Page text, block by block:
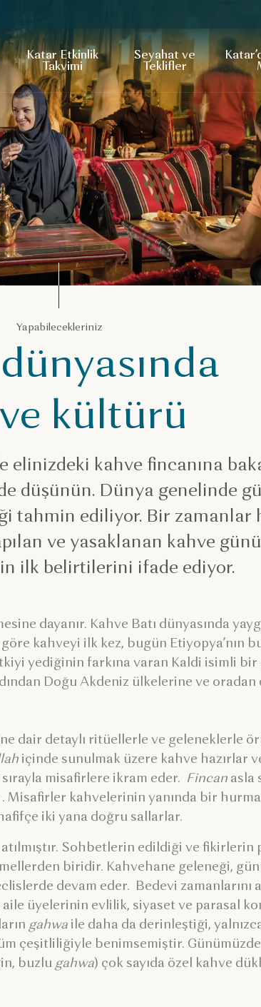
Katar Etkinlik
Takvimi
Seyahat ve
Teklifler
Yapabilecekleriniz
kültürü
elinizdeki kahve fincanına
düşünün. Dünya genelinde
tahmin ediliyor. Bir zamanlar
ve yasaklanan kahve
ilk belirtilerini ifade ediyor.
dayanır. Kahve Batı dünyasında
kahveyi ilk kez, bugün Etiyopya’nın
yediğinin farkına varan Kaldi isimli
Doğu Akdeniz ülkelerine ve oradan
dair detaylı ritüellerle ve geleneklerle
içinde sunulmak üzere kahve hazırlar
misafirlere ikram eder. Fincan asla
Misafirler kahvelerinin yanında bir
iki yana doğru sallarlar.
Sohbetlerin edildiği ve fikirlerin
biridir. Kahvehane geleneği,
devam eder. Bedevi zamanlarını
üyelerinin evlilik, siyaset ve parasal
gahwa ile daha da derinleştiği,
çeşitliliğiyle benimsemiştir.
buzlu gahwa) çok sayıda özel kahve